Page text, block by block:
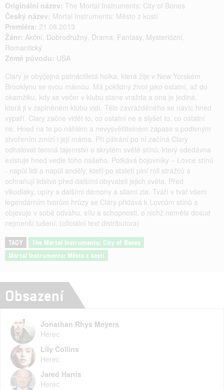
Originální název: The Mortal Instruments: City of Bones
Český název: Mortal Instruments: Město z kostí
Premiéra: 21.08.2013
Žánr: Akční, Dobrodružný, Drama, Fantasy, Mysteriózní,
Romantický
Země původu: USA
Clary je obyčejná patnáctiletá holka, která žije v New Yorském
Brooklynu se svou mámou. Má poklidný život jako ostatní, až do
okamžiku, kdy se večer v klubu stane vražda a ona je jediná,
která ji v zaplněném klubu vidí. Tělo zavražděného se navíc hned
vypaří. Clary začne vidět to, co ostatní ne a slyšet to, co ostatní
ne. Hned na to po náhlém a nevysvětlitelném zápase s podivným
stvořením zmizí i její máma. Při pátrání po ní začíná Clary
odhalovat temná tajemství o skrytém světě stínů, který odedávna
existuje hned vedle toho našeho. Potkává bojovníky – Lovce stínů
- napůl lidi a napůl anděly, kteří po staletí plní roli strážců a
ochraňují lidstvo před dalšími obyvateli jejich světa. Před
vlkodlaky, upíry a dalšími démony a silami zla. Tváří v tvář všem
legendárním tvorům hrůzy se Clary přidává k Lovcům stínů a
objevuje v sobě odvahu, sílu a schopnosti, o nichž neměla dosud
nejmenší tušení. (oficiální text distributora)
TAGY
The Mortal Instruments: City of Bones
Mortal Instruments: Město z kostí
Obsazení
Jonathan Rhys Meyers
Herec
Lily Collins
Herec
Jared Harris
Herec